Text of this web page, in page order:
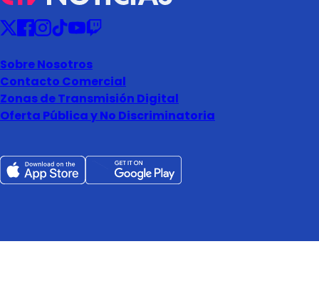
Sobre Nosotros
Contacto Comercial
Zonas de Transmisión Digital
Oferta Pública y No Discriminatoria